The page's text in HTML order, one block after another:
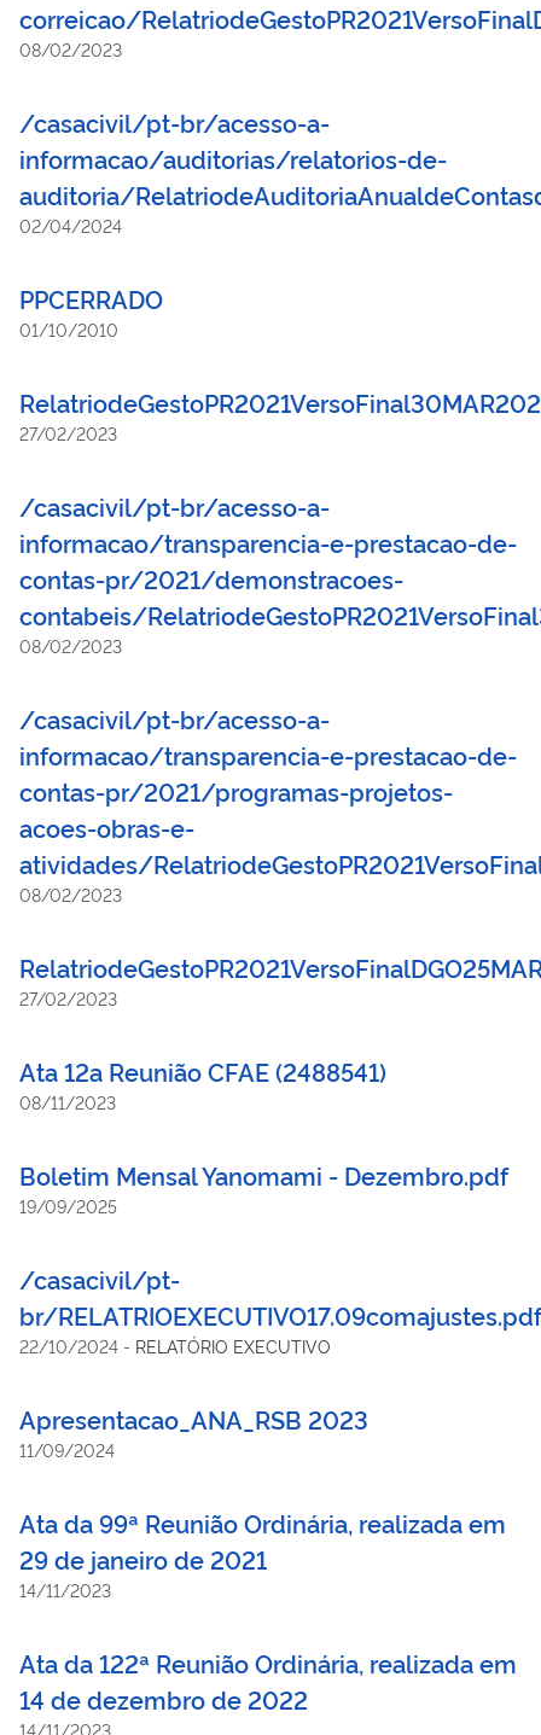
correicao/
08/02/2023
/casacivil/pt-br/acesso-a-
informacao/auditorias/relatorios-de-
auditoria/
02/04/2024
PPCERRADO
01/10/2010
27/02/2023
/casacivil/pt-br/acesso-a-
informacao/transparencia-e-prestacao-de-
contas-pr/2021/demonstracoes-
contabeis/
08/02/2023
/casacivil/pt-br/acesso-a-
informacao/transparencia-e-prestacao-de-
contas-pr/2021/programas-projetos-
acoes-obras-e-
atividades/
08/02/2023
27/02/2023
Ata 12a Reunião CFAE (2488541)
08/11/2023
Boletim Mensal Yanomami - Dezembro.pdf
19/09/2025
/casacivil/pt-
br/
22/10/2024 - RELATÓRIO EXECUTIVO
Apresentacao_ANA_RSB 2023
11/09/2024
Ata da 99ª Reunião Ordinária, realizada em
29 de janeiro de 2021
14/11/2023
Ata da 122ª Reunião Ordinária, realizada em
14 de dezembro de 2022
14/11/2023